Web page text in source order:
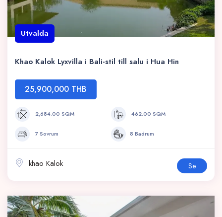
Utvalda
Khao Kalok Lyxvilla i Bali-stil till salu i Hua Hin
25,900,000 THB
2,684.00 SQM 462.00 SQM
7 Sovrum 8 Badrum
khao Kalok Se